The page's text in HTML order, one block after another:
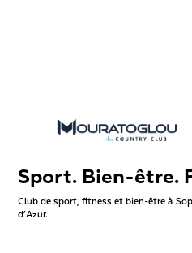
Sport. Bien-être.
Club de sport, fitness et bien-être à
d’Azur.